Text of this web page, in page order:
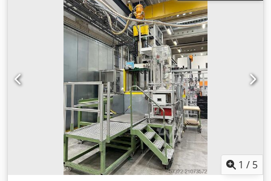
įrengimo aukštis: 275 mm, maks. atidarymo eiga: 850 mm,
centravimas: 125 mm. Įrenginio matmenys X/Y/Z: apie 4600
mm/1600 mm/2200 mm, svoris: apie 5500 kg. Uždarymo
agregate yra alyvos nutekėjimas uždarymo cilindre. Yra
dokumentacija. Galima apžiūra vietoje. Csdpfoygw Siex Ac
Ejha
1 / 5